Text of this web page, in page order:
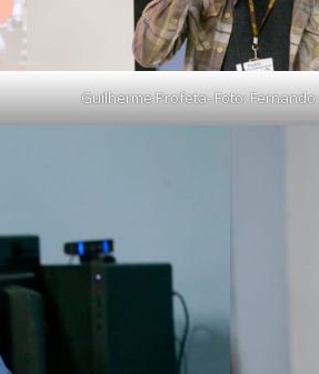
Guilherme Profeta- Foto: